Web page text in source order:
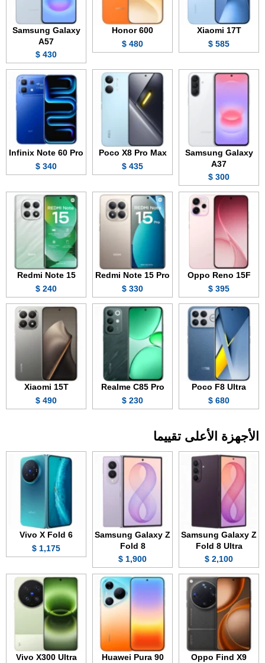
Xiaomi 17T
585 $
Honor 600
480 $
Samsung Galaxy
A57
430 $
Samsung Galaxy
A37
300 $
Poco X8 Pro Max
435 $
Infinix Note 60 Pro
340 $
Oppo Reno 15F
395 $
Redmi Note 15 Pro
330 $
Redmi Note 15
240 $
Poco F8 Ultra
680 $
Realme C85 Pro
230 $
Xiaomi 15T
490 $
الأجهزة الأعلى تقييما
Samsung Galaxy Z
Fold 8 Ultra
2,100 $
Samsung Galaxy Z
Fold 8
1,900 $
Vivo X Fold 6
1,175 $
Oppo Find X9
Huawei Pura 90
Vivo X300 Ultra